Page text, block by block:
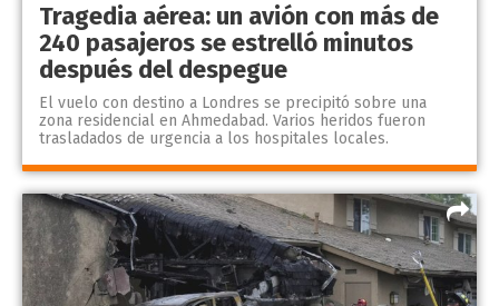
Tragedia aérea: un avión con más de
240 pasajeros se estrelló minutos
después del despegue
El vuelo con destino a Londres se precipitó sobre una
zona residencial en Ahmedabad. Varios heridos fueron
trasladados de urgencia a los hospitales locales.